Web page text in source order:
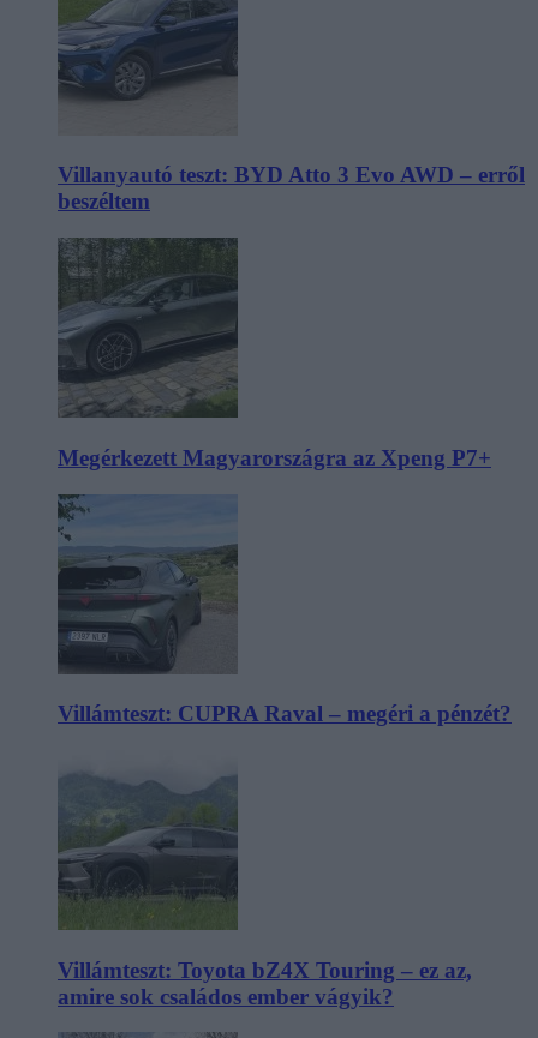
Villanyautó teszt: BYD Atto 3 Evo AWD – erről
beszéltem
Megérkezett Magyarországra az Xpeng P7+
Villámteszt: CUPRA Raval – megéri a pénzét?
Villámteszt: Toyota bZ4X Touring – ez az,
amire sok családos ember vágyik?